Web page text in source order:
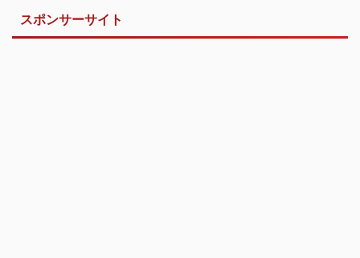
スポンサーサイト